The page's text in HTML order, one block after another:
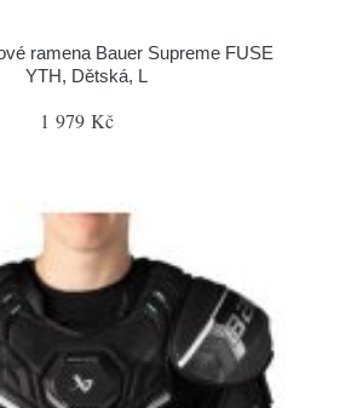
ramena Bauer Supreme FUSE
YTH, Dětská, L
1 979 Kč